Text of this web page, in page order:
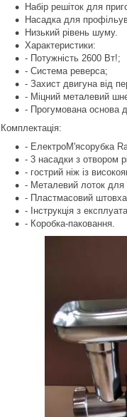
Набір решіток для
Насадка для
Низький рівень шуму.
Характеристики:
- Потужність 2600 Вт!;
- Система реверса;
- Захист двигуна від
- Міцний металевий
- Прогумована основа
Комплектація:
- ЕлектроМ'ясорубка
- 3 насадки з отвором
- гострий ніж із
- Металевий лоток для
- Пластмасовий
- Інструкція з
- Коробка-паковання.